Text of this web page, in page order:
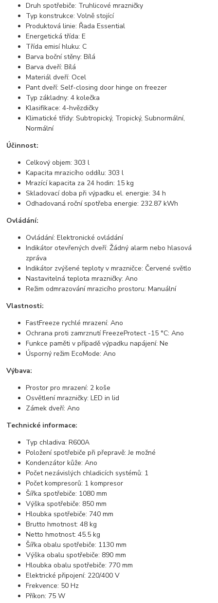
Druh spotřebiče: Truhlicové mrazničky
Typ konstrukce: Volně stojící
Produktová linie: Řada Essential
Energetická třída: E
Třída emisí hluku: C
Barva boční stěny: Bílá
Barva dveří: Bílá
Materiál dveří: Ocel
Pant dveří: Self-closing door hinge on freezer
Typ základny: 4 kolečka
Klasifikace: 4-hvězdičky
Klimatické třídy: Subtropický, Tropický, Subnormální,
Normální
Účinnost:
Celkový objem: 303 l
Kapacita mrazicího oddílu: 303 l
Mrazící kapacita za 24 hodin: 15 kg
Skladovací doba při výpadku el. energie: 34 h
Odhadovaná roční spotřeba energie: 232.87 kWh
Ovládání:
Ovládání: Elektronické ovládání
Indikátor otevřených dveří: Žádný alarm nebo hlasová
zpráva
Indikátor zvýšené teploty v mrazničce: Červené světlo
Nastavitelná teplota mrazničky: Ano
Režim odmrazování mrazicího prostoru: Manuální
Vlastnosti:
FastFreeze rychlé mrazení: Ano
Ochrana proti zamrznutí FreezeProtect -15 °C: Ano
Funkce paměti v případě výpadku napájení: Ne
Úsporný režim EcoMode: Ano
Výbava:
Prostor pro mrazení: 2 koše
Osvětlení mrazničky: LED in lid
Zámek dveří: Ano
Technické informace:
Typ chladiva: R600A
Položení spotřebiče při přepravě: Je možné
Kondenzátor kůže: Ano
Počet nezávislých chladicích systémů: 1
Počet kompresorů: 1 kompresor
Šířka spotřebiče: 1080 mm
Výška spotřebiče: 850 mm
Hloubka spotřebiče: 740 mm
Brutto hmotnost: 48 kg
Netto hmotnost: 45.5 kg
Šířka obalu spotřebiče: 1130 mm
Výška obalu spotřebiče: 890 mm
Hloubka obalu spotřebiče: 770 mm
Elektrické připojení: 220/400 V
Frekvence: 50 Hz
Příkon: 75 W